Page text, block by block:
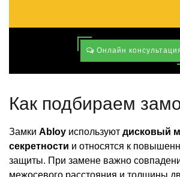
Онлайн
Как подбираем
Замки Abloy используют дисковый
секретности и относятся к
защиты. При замене важно